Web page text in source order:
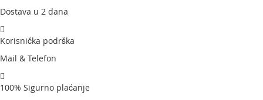
Dostava u 2 dana
Korisnička podrška
Mail & Telefon
100% Sigurno plaćanje